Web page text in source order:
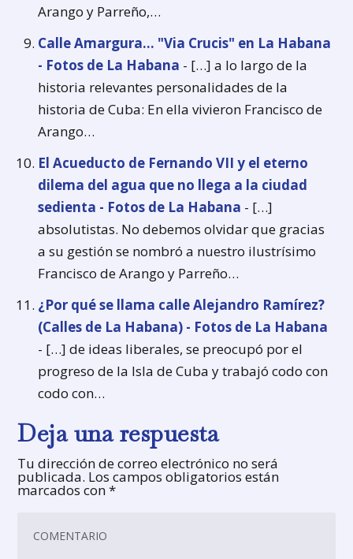
Arango y Parreño,…
Calle Amargura... "Via Crucis" en La Habana
- Fotos de La Habana - […] a lo largo de la
historia relevantes personalidades de la
historia de Cuba: En ella vivieron Francisco de
Arango…
El Acueducto de Fernando VII y el eterno
dilema del agua que no llega a la ciudad
sedienta - Fotos de La Habana - […]
absolutistas. No debemos olvidar que gracias
a su gestión se nombró a nuestro ilustrísimo
Francisco de Arango y Parreño…
¿Por qué se llama calle Alejandro Ramírez?
(Calles de La Habana) - Fotos de La Habana
- […] de ideas liberales, se preocupó por el
progreso de la Isla de Cuba y trabajó codo con
codo con…
Deja una respuesta
Tu dirección de correo electrónico no será
publicada. Los campos obligatorios están
marcados con*